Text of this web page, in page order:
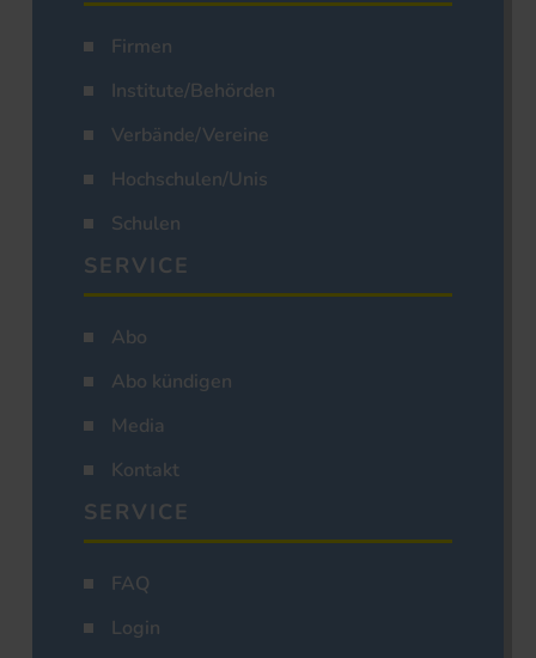
Firmen
Institute/Behörden
Verbände/Vereine
Hochschulen/Unis
Schulen
SERVICE
Abo
Abo kündigen
Media
Kontakt
SERVICE
FAQ
Login